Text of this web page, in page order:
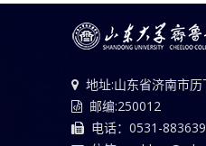
地址:山东省济南市
邮编:250012
电话：0531-